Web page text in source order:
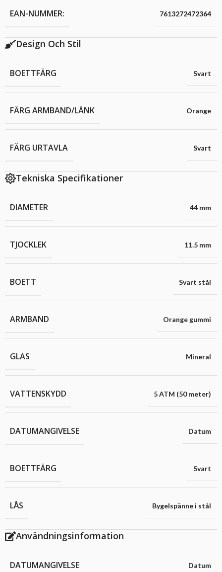
EAN-NUMMER: 7613272472364
Design Och Stil
BOETTFÄRG Svart
FÄRG ARMBAND/LÄNK Orange
FÄRG URTAVLA Svart
Tekniska Specifikationer
DIAMETER 44 mm
TJOCKLEK 11.5 mm
BOETT Svart stål
ARMBAND Orange gummi
GLAS Mineral
VATTENSKYDD 5 ATM (50 meter)
DATUMANGIVELSE Datum
BOETTFÄRG Svart
LÅS Bygelspänne i stål
Användningsinformation
DATUMANGIVELSE Datum